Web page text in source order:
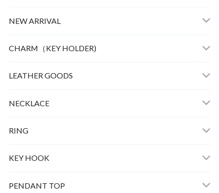
NEW ARRIVAL
LEATHER
CLOTHING
CHARM（KEY HOLDER)
LEATHER GOODS
NECKLACE
GOOD LIFE CHARM
BULL DOG
RING
KEY HOOK
PEAUTS CARABINER
PENDANT TOP